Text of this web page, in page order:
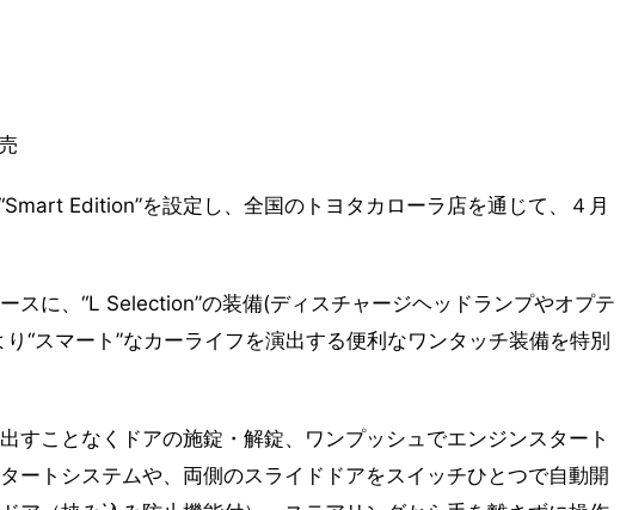
Edition”を設定し、全国のトヨタカローラ店を通じて、４月
スに、“L Selection”の装備(ディスチャージヘッドランプやオプテ
“スマート”なカーライフを演出する便利なワンタッチ装備を特別
すことなくドアの施錠・解錠、ワンプッシュでエンジンスタート
ートシステムや、両側のスライドドアをスイッチひとつで自動開